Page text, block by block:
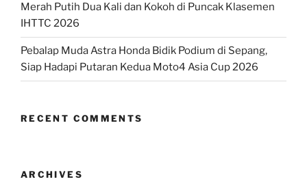
Merah Putih Dua Kali dan Kokoh di Puncak Klasemen
IHTTC 2026
Pebalap Muda Astra Honda Bidik Podium di Sepang,
Siap Hadapi Putaran Kedua Moto4 Asia Cup 2026
RECENT COMMENTS
ARCHIVES